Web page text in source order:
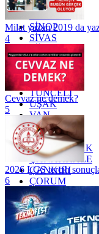
SAKARYA
SAMSUN
SİNOP
SİVAS
TEKİRDAĞ
TOKAT
TRABZON
TUNCELİ
UŞAK
VAN
YALOVA
YOZGAT
ZONGULDAK
ÇANAKKALE
ÇANKIRI
ÇORUM
İSTANBUL
İZMİR
ŞANLIURFA
ŞIRNAK
Milat yazarı 2019 da
4
Cevvaz ne demek?
5
2026 LGS tercih
6